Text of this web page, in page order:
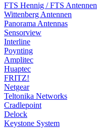
FTS Hennig / FTS Antennen
Wittenberg Antennen
Panorama Antennas
Sensorview
Interline
Poynting
Amplitec
Huaptec
FRITZ!
Netgear
Teltonika Networks
Cradlepoint
Delock
Keystone System